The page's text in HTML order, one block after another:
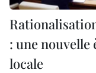
: une nouvelle
locale